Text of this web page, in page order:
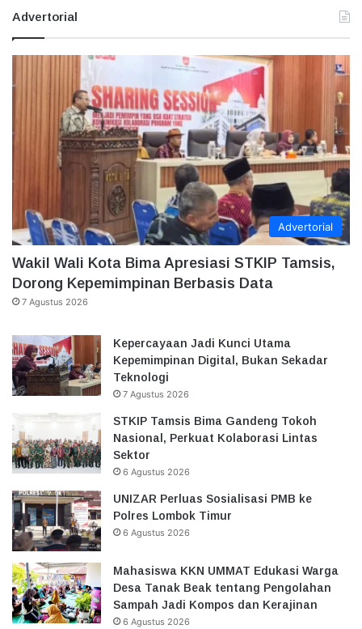
Advertorial
Advertorial
Wakil Wali Kota Bima Apresiasi STKIP Tamsis,
Dorong Kepemimpinan Berbasis Data
7 Agustus 2026
Kepercayaan Jadi Kunci Utama
Kepemimpinan Digital, Bukan Sekadar
Teknologi
7 Agustus 2026
STKIP Tamsis Bima Gandeng Tokoh
Nasional, Perkuat Kolaborasi Lintas
Sektor
6 Agustus 2026
UNIZAR Perluas Sosialisasi PMB ke
Polres Lombok Timur
6 Agustus 2026
Mahasiswa KKN UMMAT Edukasi Warga
Desa Tanak Beak tentang Pengolahan
Sampah Jadi Kompos dan Kerajinan
6 Agustus 2026